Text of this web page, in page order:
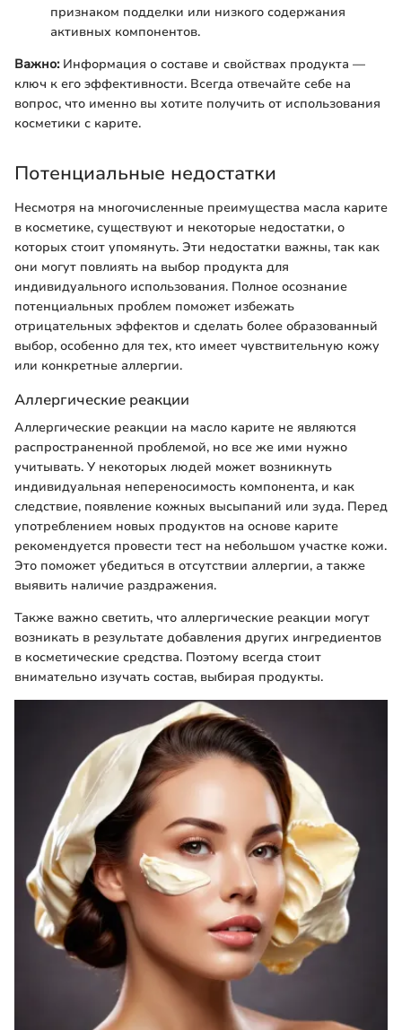
признаком подделки или низкого содержания
активных компонентов.
Важно:Информация о составе и свойствах продукта —
ключ к его эффективности. Всегда отвечайте себе на
вопрос, что именно вы хотите получить от использования
косметики с карите.
Потенциальные недостатки
Несмотря на многочисленные преимущества масла карите
в косметике, существуют и некоторые недостатки, о
которых стоит упомянуть. Эти недостатки важны, так как
они могут повлиять на выбор продукта для
индивидуального использования. Полное осознание
потенциальных проблем поможет избежать
отрицательных эффектов и сделать более образованный
выбор, особенно для тех, кто имеет чувствительную кожу
или конкретные аллергии.
Аллергические реакции
Аллергические реакции на масло карите не являются
распространенной проблемой, но все же ими нужно
учитывать. У некоторых людей может возникнуть
индивидуальная непереносимость компонента, и как
следствие, появление кожных высыпаний или зуда. Перед
употреблением новых продуктов на основе карите
рекомендуется провести тест на небольшом участке кожи.
Это поможет убедиться в отсутствии аллергии, а также
выявить наличие раздражения.
Также важно светить, что аллергические реакции могут
возникать в результате добавления других ингредиентов
в косметические средства. Поэтому всегда стоит
внимательно изучать состав, выбирая продукты.